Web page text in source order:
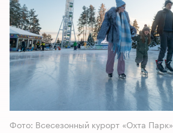
Фото: Всесезонный курорт «Охта Парк»